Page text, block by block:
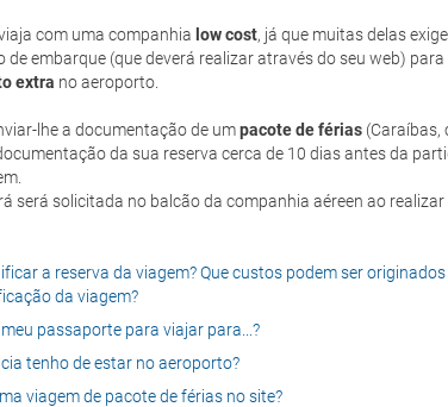
com uma companhia low cost, já que muitas delas
embarque (que deverá realizar através do seu web) para
extra no aeroporto.
lhe a documentação de umpacote de férias (Caraíbas,
da sua reserva cerca de 10 dias antes da
da companhia aéreen ao realizar o check-in no dia
a reserva da viagem? Que custos podem ser
da viagem?
passaporte para viajar para...?
tenho de estar no aeroporto?
viagem de pacote de férias no site?